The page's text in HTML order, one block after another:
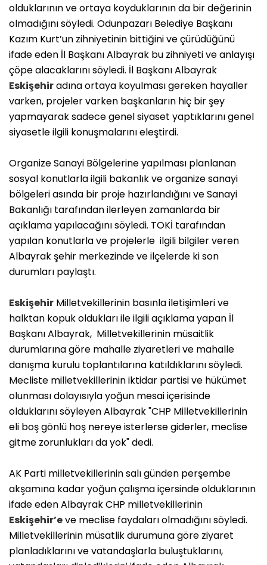
olduklarının ve ortaya koyduklarının da bir değerinin
olmadığını söyledi. Odunpazarı Belediye Başkanı
Kazım Kurt’un zihniyetinin bittiğini ve çürüdüğünü
ifade eden İl Başkanı Albayrak bu zihniyeti ve anlayışı
çöpe alacaklarını söyledi. İl Başkanı Albayrak
Eskişehiradına ortaya koyulması gereken hayaller
varken, projeler varken başkanların hiç bir şey
yapmayarak sadece genel siyaset yaptıklarını genel
siyasetle ilgili konuşmalarını eleştirdi.
Organize Sanayi Bölgelerine yapılması planlanan
sosyal konutlarla ilgili bakanlık ve organize sanayi
bölgeleri asında bir proje hazırlandığını ve Sanayi
Bakanlığı tarafından ilerleyen zamanlarda bir
açıklama yapılacağını söyledi. TOKİ tarafından
yapılan konutlarla ve projelerle ilgili bilgiler veren
Albayrak şehir merkezinde ve ilçelerde ki son
durumları paylaştı.
Eskişehir Milletvekillerinin basınla iletişimleri ve
halktan kopuk oldukları ile ilgili açıklama yapan İl
Başkanı Albayrak, Milletvekillerinin müsaitlik
durumlarına göre mahalle ziyaretleri ve mahalle
danışma kurulu toplantılarına katıldıklarını söyledi.
Mecliste milletvekillerinin iktidar partisi ve hükümet
olunması dolayısıyla yoğun mesai içerisinde
olduklarını söyleyen Albayrak "CHP Milletvekillerinin
eli boş gönlü hoş nereye isterlerse giderler, meclise
gitme zorunlukları da yok" dedi.
AK Parti milletvekillerinin salı günden perşembe
akşamına kadar yoğun çalışma içersinde olduklarının
ifade eden Albayrak CHP milletvekillerinin
Eskişehir’eve meclise faydaları olmadığını söyledi.
Milletvekillerinin müsatlik durumuna göre ziyaret
planladıklarını ve vatandaşlarla buluştuklarını,